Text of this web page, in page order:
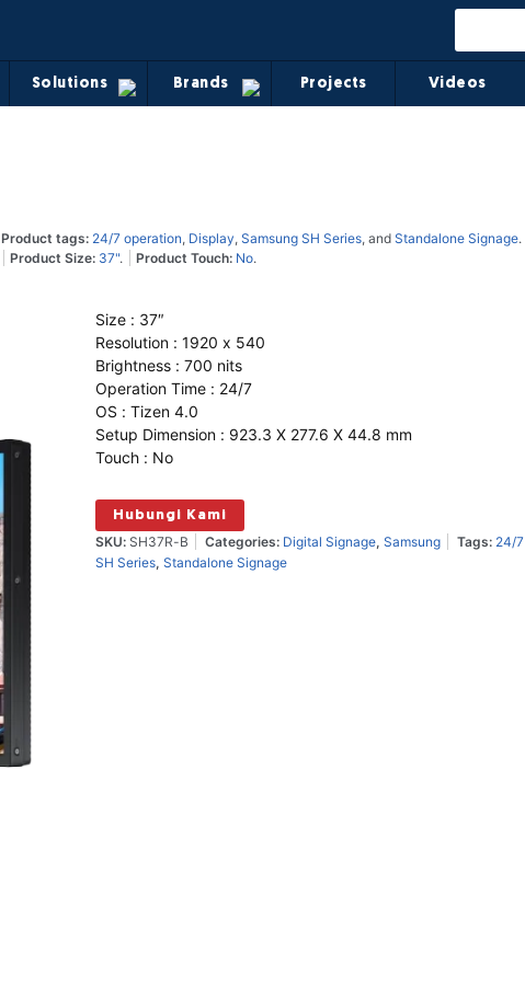
Solutions Brands Projects Videos
Product tags: 24/7 operation Display Samsung SH Series , and Standalone Signage.
Product Size: 37". Product Touch: No.
Size : 37″
Resolution : 1920 x 540
Brightness : 700 nits
Operation Time : 24/7
OS : Tizen 4.0
Setup Dimension : 923.3 X 277.6 X 44.8 mm
Touch : No
Hubungi Kami
SKU: SH37R-B Categories: Digital Signage, Samsung Tags: 24/
SH Series, Standalone Signage